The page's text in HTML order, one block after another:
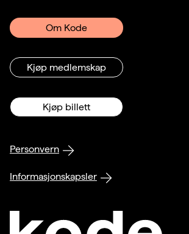
Om Kode
Kjøp medlemskap
Kjøp billett
Personvern
Informasjonskapsler